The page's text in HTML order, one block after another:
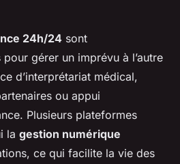
24h/24 sont
gérer un imprévu à l’autre
d’interprétariat médical,
ou appui
Plusieurs plateformes
la gestion numérique
ce qui facilite la vie des